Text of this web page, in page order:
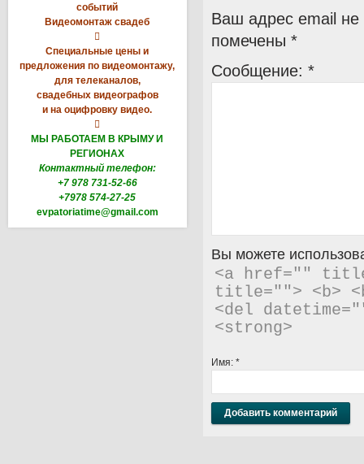
событий
Видеомонтаж свадеб

Специальные цены и
предложения по видеомонтажу,
для телеканалов,
свадебных видеографов
и на оцифровку видео.

МЫ РАБОТАЕМ В КРЫМУ И
РЕГИОНАХ
Контактный телефон:
+7 978 731-52-66
+7978 574-27-25
evpatoriatime@gmail.com
Ваш адрес email не
помечены *
Сообщение: *
Вы можете
<a href=""
title=""> <b>
<del
<strong>
Имя: *